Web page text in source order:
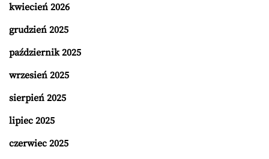
kwiecień 2026
grudzień 2025
październik 2025
wrzesień 2025
sierpień 2025
lipiec 2025
czerwiec 2025